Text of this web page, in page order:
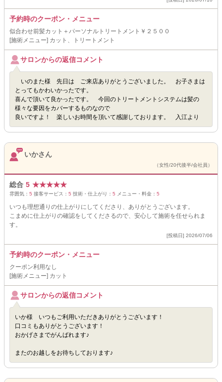
予約時のクーポン・メニュー
似合わせ前髪カット＋パーソナルトリートメント￥２５００
[施術メニュー] カット、トリートメント
サロンからの返信コメント
いのまた様 先日は ご来店ありがとうございました。 お子さまは
とってもかわいかったです。
喜んで頂いて良かったです。 今回のトリートメントシステムは髪の
様々な要因をカバーするものなので
良いですよ！ 楽しいお時間を頂いて感謝しております。 入江より
いかさん
（女性/20代後半/会社員）
総合 5 ★★★★★
雰囲気： 5 接客サービス： 5 技術・仕上がり： 5 メニュー・料金： 5
いつも理想通りの仕上がりにしてくださり、ありがとうございます。
こまめに仕上がりの確認をしてくださるので、安心して施術を任せられま
す。
[投稿日] 2026/07/06
予約時のクーポン・メニュー
クーポン利用なし
[施術メニュー] カット
サロンからの返信コメント
いか様 いつもご利用いただきありがとうございます！
口コミもありがとうございます！
おかげさまでがんばれます♪
またのお越しをお待ちしております♪